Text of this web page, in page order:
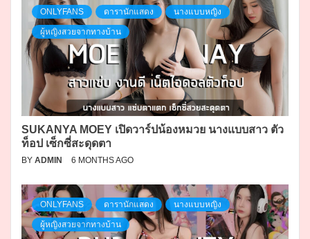
ONLYFANS ดารานักแสดง นางแบบหญิง
ผู้หญิงสวยจากทางบ้าน
SUKANYA MOEY เปิดวาร์ปน้องหมวย นางแบบสาว ตัว
ท็อป เซ็กซี่สะดุดตา
BY ADMIN 6 MONTHS AGO
ONLYFANS ดารานักแสดง นางแบบหญิง
ผู้หญิงสวยจากทางบ้าน